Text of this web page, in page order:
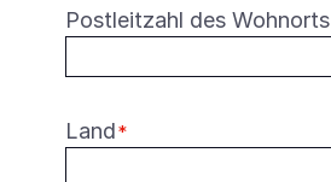
Postleitzahl des Wohnorts
Land*